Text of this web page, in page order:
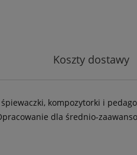
Koszty dostawy
kompozytorki i
dla średnio-